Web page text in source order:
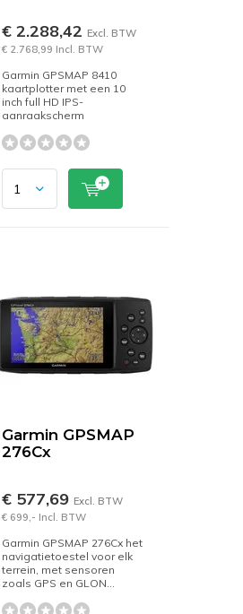
€ 2.288,42 Excl. BTW
€ 2.768,99 Incl. BTW
Garmin GPSMAP 8410
kaartplotter met een 10
inch full HD IPS-
aanraakscherm
Garmin GPSMAP
276Cx
€ 577,69 Excl. BTW
€ 699,- Incl. BTW
Garmin GPSMAP 276Cx het
navigatietoestel voor elk
terrein, met sensoren
zoals GPS en GLON...